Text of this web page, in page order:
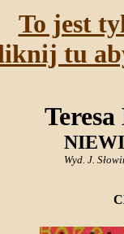
To jest
tu
Wyd. J.